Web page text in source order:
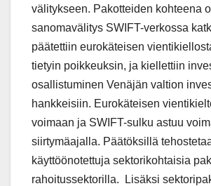
välitykseen. Pakotteiden kohteena
sanomavälitys SWIFT-verkossa
päätettiin eurokäteisen
tietyin poikkeuksin, ja kiellettiin
osallistuminen Venäjän valtion
hankkeisiin. Eurokäteisen
voimaan ja SWIFT-sulku astuu
siirtymäajalla. Päätöksillä
käyttöönotettuja sektorikohtaisia
rahoitussektorilla. Lisäksi